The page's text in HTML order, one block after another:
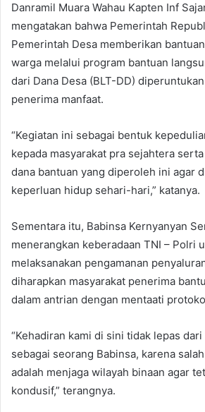
Danramil Muara Wahau Kapten Inf
mengatakan bahwa Pemerintah
Pemerintah Desa memberikan
warga melalui program bantuan
dari Dana Desa (BLT-DD)
penerima manfaat.
“Kegiatan ini sebagai bentuk
kepada masyarakat pra sejahtera
dana bantuan yang diperoleh ini agar
keperluan hidup sehari-hari,” katanya.
Sementara itu, Babinsa Kernyanyan
menerangkan keberadaan TNI – Polri
melaksanakan pengamanan
diharapkan masyarakat penerima
dalam antrian dengan mentaati
“Kehadiran kami di sini tidak lepas
sebagai seorang Babinsa, karena
adalah menjaga wilayah binaan agar
kondusif,” terangnya.